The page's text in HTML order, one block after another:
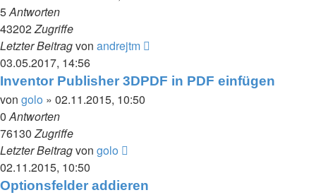
5Antworten
43202Zugriffe
Letzter Beitragvon andrejtm
03.05.2017, 14:56
Inventor Publisher 3DPDF in PDF einfügen
von golo » 02.11.2015, 10:50
0Antworten
76130Zugriffe
Letzter Beitragvon golo
02.11.2015, 10:50
Optionsfelder addieren